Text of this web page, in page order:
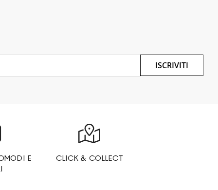
ISCRIVITI
E
CLICK & COLLECT